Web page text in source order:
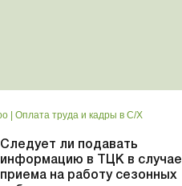
Оплата труда и кадры в С/Х
Следует ли подавать
информацию в ТЦК в случае
приема на работу сезонных